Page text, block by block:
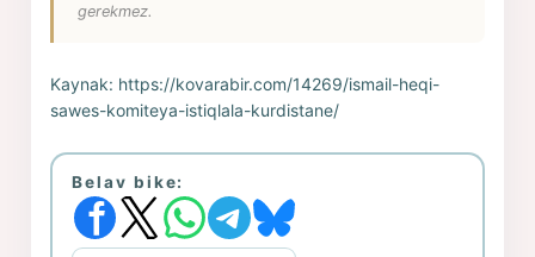
gerekmez.
Kaynak: https://kovarabir.com/14269/ismail-heqi-
sawes-komiteya-istiqlala-kurdistane/
Belav bike: